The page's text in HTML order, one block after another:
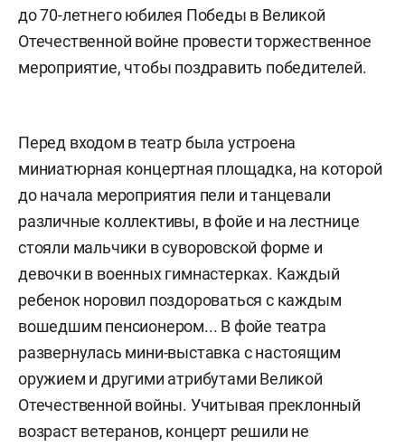
до70-летнего юбилея Победы в Великой
Отечественной войне провести торжественное
мероприятие, чтобы поздравить победителей.
Перед входом в театр была устроена
миниатюрная концертная площадка, на которой
до начала мероприятия пели и танцевали
различные коллективы, в фойе и на лестнице
стояли мальчики в суворовской форме и
девочки в военных гимнастерках. Каждый
ребенок норовил поздороваться с каждым
вошедшим пенсионером... В фойе театра
развернулась мини-выставка с настоящим
оружием и другими атрибутами Великой
Отечественной войны. Учитывая преклонный
возраст ветеранов, концерт решили не